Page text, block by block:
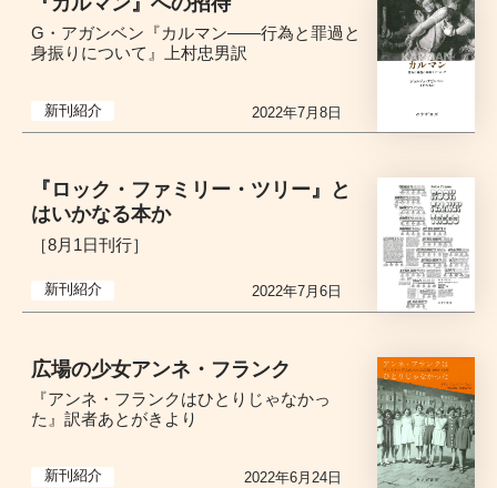
新刊紹介
G・アガンベン『カルマン――行為と罪過と
身振りについて』上村忠男訳
2022年7月8日
新刊紹介
『ロック・ファミリー・ツリー』と
はいかなる本か
［8月1日刊行］
2022年7月6日
新刊紹介
広場の少女アンネ・フランク
『アンネ・フランクはひとりじゃなかっ
た』訳者あとがきより
2022年6月24日